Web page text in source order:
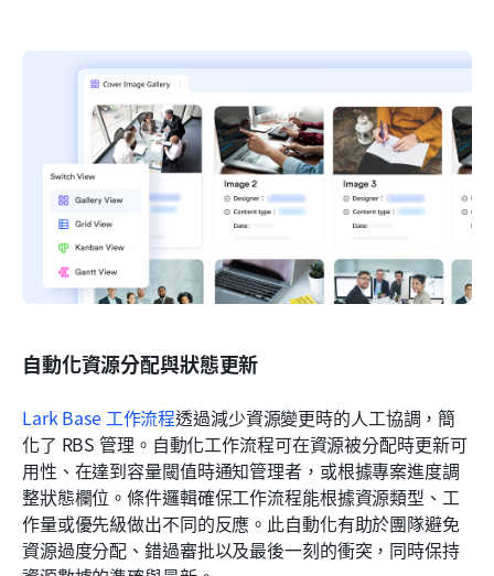
自動化資源分配與狀態更新
Lark Base 工作流程透過減少資源變更時的人工協調，簡
化了 RBS 管理。自動化工作流程可在資源被分配時更新可
用性、在達到容量閾值時通知管理者，或根據專案進度調
整狀態欄位。條件邏輯確保工作流程能根據資源類型、工
作量或優先級做出不同的反應。此自動化有助於團隊避免
資源過度分配、錯過審批以及最後一刻的衝突，同時保持